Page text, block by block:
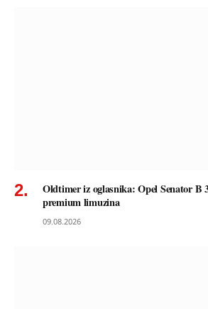
Oldtimer iz oglasnika: Opel Senator B
premium limuzina
09.08.2026